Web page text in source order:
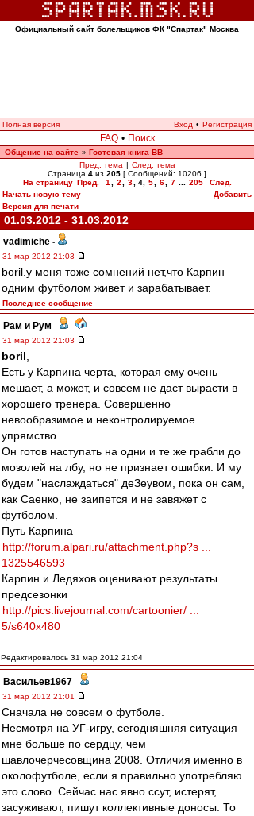
Официальный сайт болельщиков ФК "Спартак" Москва
Полная версия Вход • Регистрация
FAQ • Поиск
Общение на сайте » Гостевая книга ВВ
Пред. тема | След. тема
Страница 4 из 205 [ Сообщений: 10206 ]
На страницу Пред. 1 2 3 4, 5 6 7 205
След.
Начать новую тему
Добавить
Версия для печати
01.03.2012 - 31.03.2012
vadimiche -
31 мар 2012 21:03
boril.у меня тоже сомнений нет,что Карпин
одним футболом живет и зарабатывает.
Последнее сообщение
Рам и Рум -
31 мар 2012 21:03
boril
Есть у Карпина черта, которая ему очень
мешает, а может, и совсем не даст вырасти в
хорошего тренера. Совершенно
невообразимое и неконтролируемое
упрямство.
Он готов наступать на одни и те же грабли до
мозолей на лбу, но не признает ошибки. И му
будем "наслаждаться" деЗеувом, пока он сам,
как Саенко, не заипется и не завяжет с
футболом.
Путь Карпина
http://forum.alpari.ru/attachment.php?s ...
1325546593
Карпин и Ледяхов оценивают результаты
предсезонки
http://pics.livejournal.com/cartoonier/ ...
5/s640x480
Редактировалось 31 мар 2012 21:04
Васильев1967 -
31 мар 2012 21:01
Сначала не совсем о футболе.
Несмотря на УГ-игру, сегодняшняя ситуация
мне больше по сердцу, чем
шавлочерчесовщина 2008. Отличия именно в
околофутболе, если я правильно употребляю
это слово. Сейчас нас явно ссут, истерят,
засуживают, пишут коллективные доносы. То